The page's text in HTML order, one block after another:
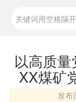
以高质量
XX煤矿
发布